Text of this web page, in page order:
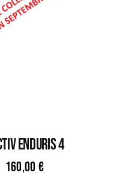
ENDURIS 4
160,00 €